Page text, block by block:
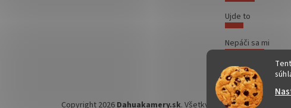
Ujde to
Nepáči sa mi
Počet hlasov: 98
Copyright 2026 Dahuakamery.sk. Všetky práva vyhradené.